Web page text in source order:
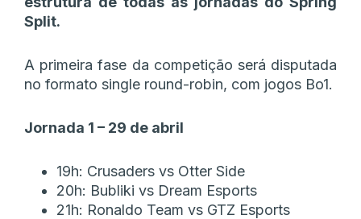
Split.
A primeira fase da competição será disputada
no formato single round-robin, com jogos Bo1.
Jornada 1 – 29 de abril
19h: Crusaders vs Otter Side
20h: Bubliki vs Dream Esports
21h: Ronaldo Team vs GTZ Esports